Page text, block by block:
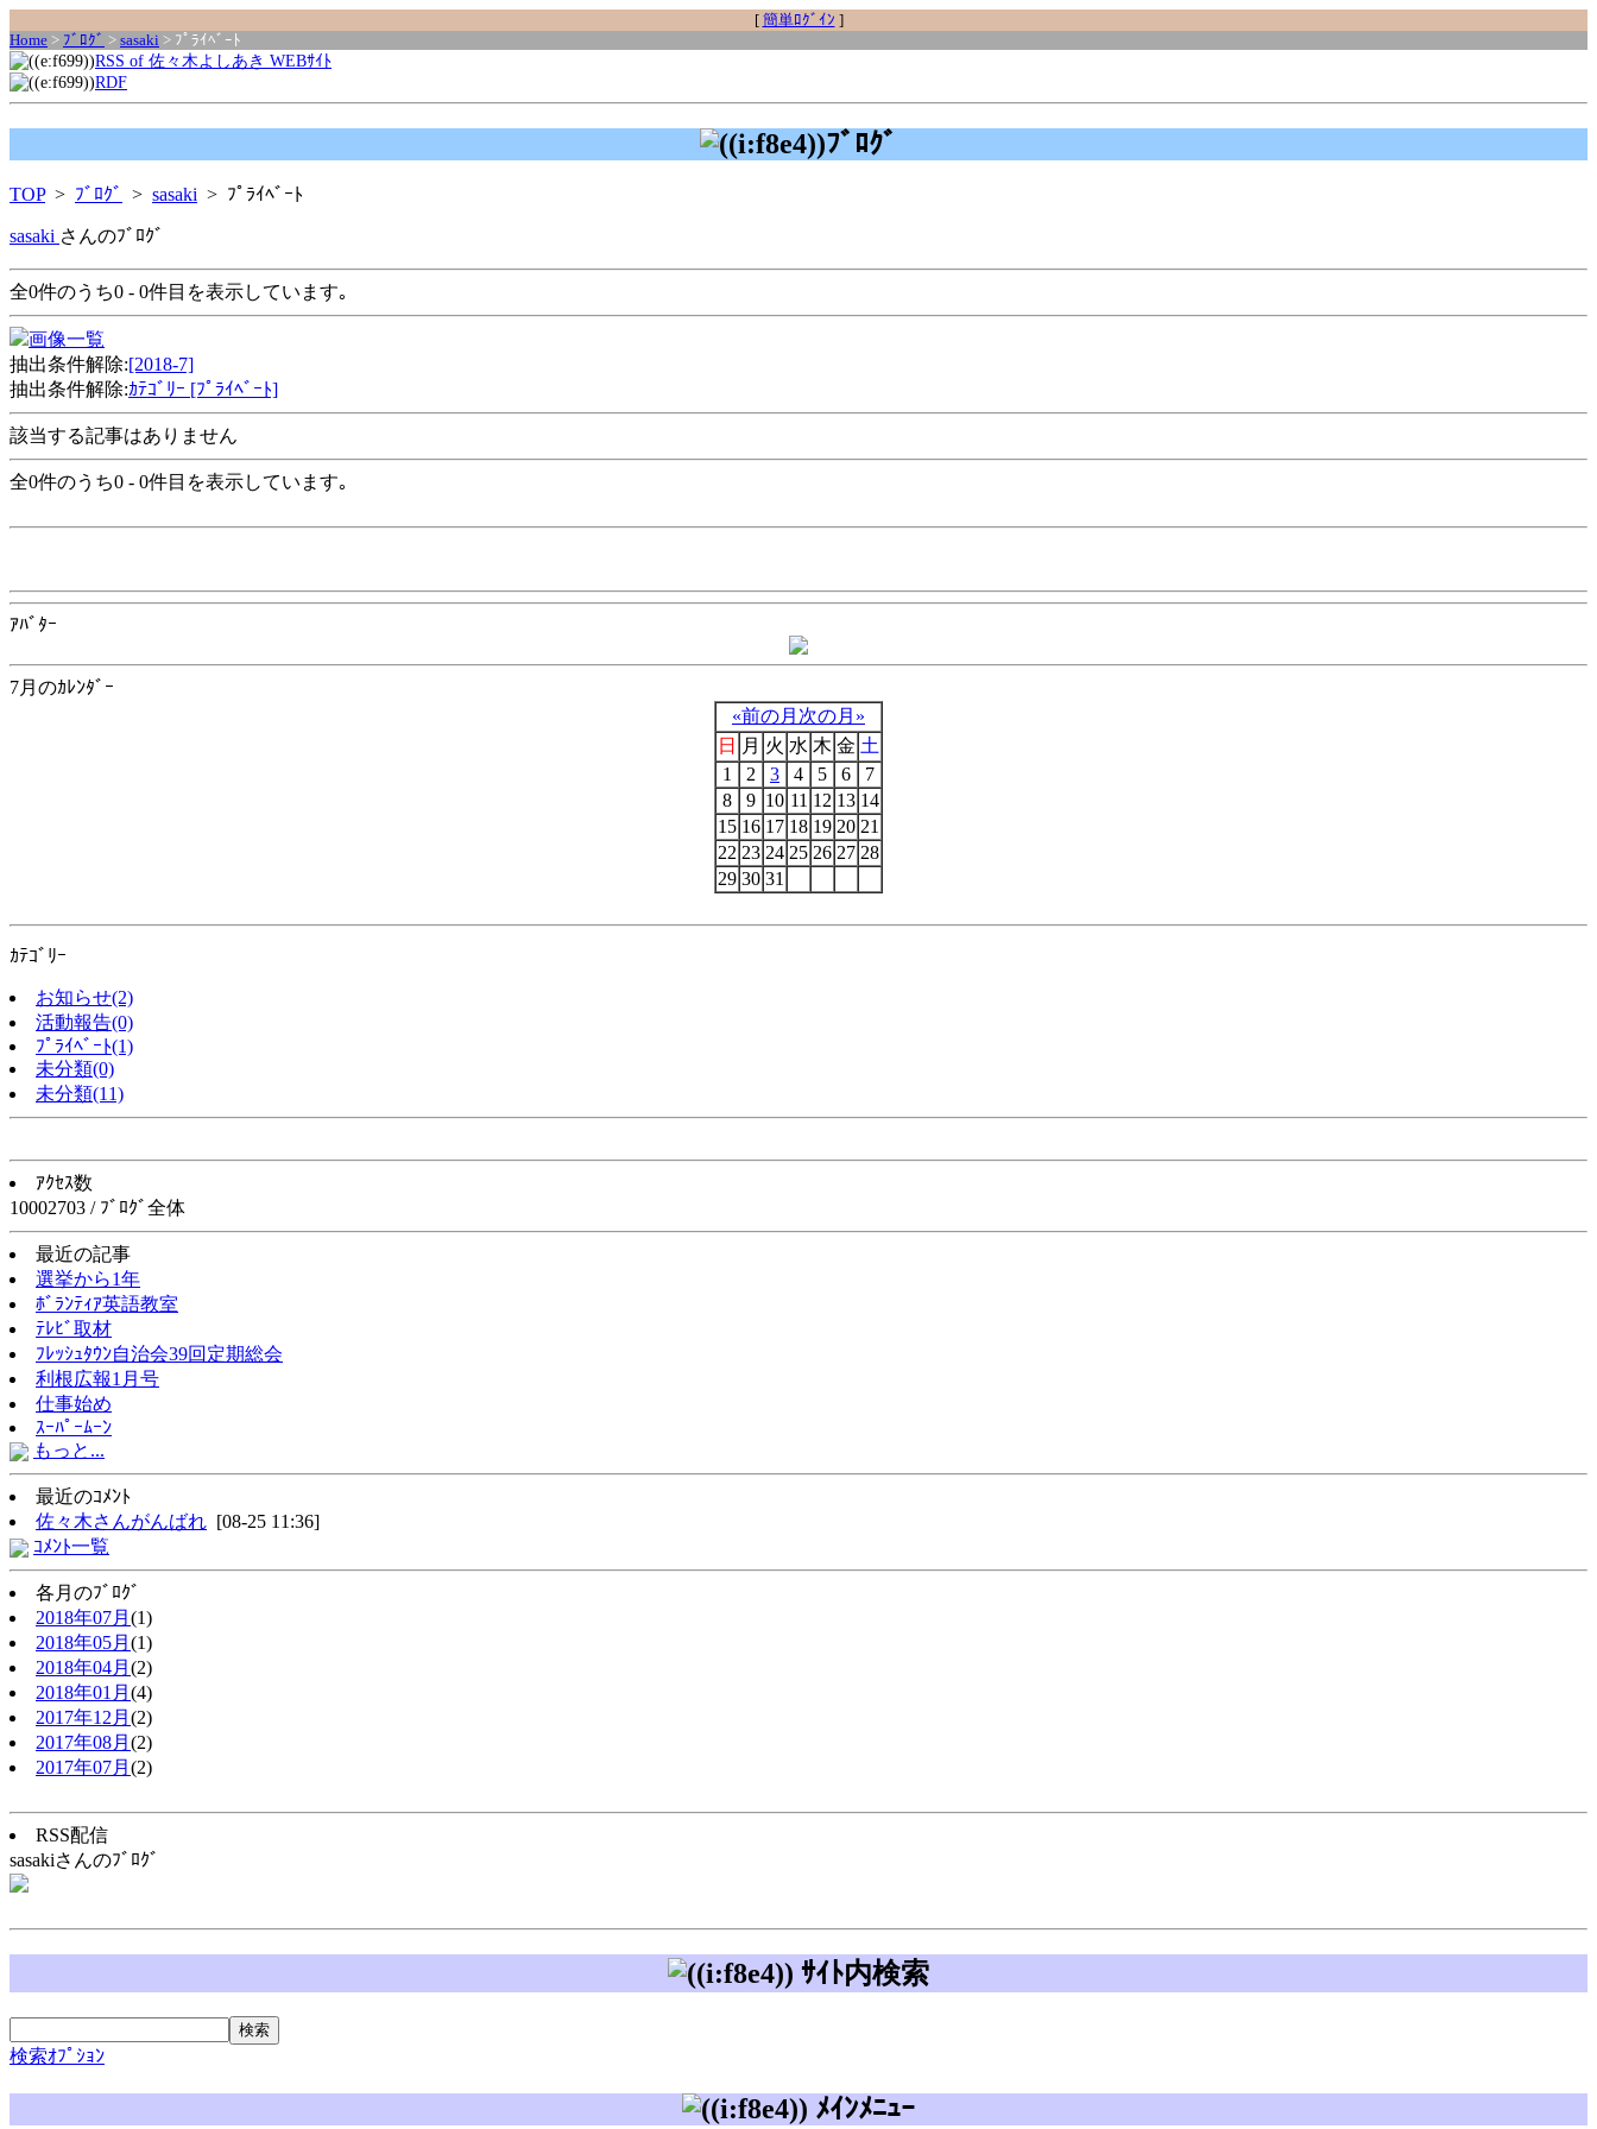
[ 簡単ﾛｸﾞｲﾝ ]
Home > ﾌﾞﾛｸﾞ > sasaki > ﾌﾟﾗｲﾍﾞｰﾄ
RSS of 佐々木よしあき WEBｻｲﾄ
RDF
ﾌﾞﾛｸﾞ
TOP> ﾌﾞﾛｸﾞ > sasaki > ﾌﾟﾗｲﾍﾞｰﾄ
sasaki さんのﾌﾞﾛｸﾞ
全0件のうち0 - 0件目を表示しています｡
画像一覧
抽出条件解除:[2018-7]
抽出条件解除:ｶﾃｺﾞﾘｰ [ﾌﾟﾗｲﾍﾞｰﾄ]
該当する記事はありません
全0件のうち0 - 0件目を表示しています｡
ｱﾊﾞﾀｰ
7月のｶﾚﾝﾀﾞｰ
«前の月 次の月»
日
月 火 水 木 金 土
1
2 3 4 5 6
7
8
9 10 11 12 13 14
15 16 17 18 19 20 21
22 23 24 25 26 27 28
29 30 31
ｶﾃｺﾞﾘｰ
お知らせ(2)
活動報告(0)
ﾌﾟﾗｲﾍﾞｰﾄ(1)
未分類(0)
未分類(11)
ｱｸｾｽ数
10002703 / ﾌﾞﾛｸﾞ全体
最近の記事
選挙から1年
ﾎﾞﾗﾝﾃｨｱ英語教室
ﾃﾚﾋﾞ取材
ﾌﾚｯｼｭﾀｳﾝ自治会39回定期総会
利根広報1月号
仕事始め
ｽｰﾊﾟｰﾑｰﾝ
もっと...
最近のｺﾒﾝﾄ
佐々木さんがんばれ [08-25 11:36]
ｺﾒﾝﾄ一覧
各月のﾌﾞﾛｸﾞ
2018年07月 (1)
2018年05月 (1)
2018年04月 (2)
2018年01月 (4)
2017年12月 (2)
2017年08月 (2)
2017年07月 (2)
RSS配信
sasakiさんのﾌﾞﾛｸﾞ
ｻｲﾄ内検索
検索ｵﾌﾟｼｮﾝ
ﾒｲﾝﾒﾆｭｰ